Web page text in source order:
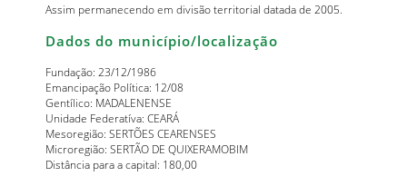
Assim permanecendo em divisão territorial datada de 2005.
Dados do município/localização
Fundação: 23/12/1986
Emancipação Política: 12/08
Gentílico: MADALENENSE
Unidade Federatíva: CEARÁ
Mesoregião: SERTÕES CEARENSES
Microregião: SERTÃO DE QUIXERAMOBIM
Distância para a capital: 180,00